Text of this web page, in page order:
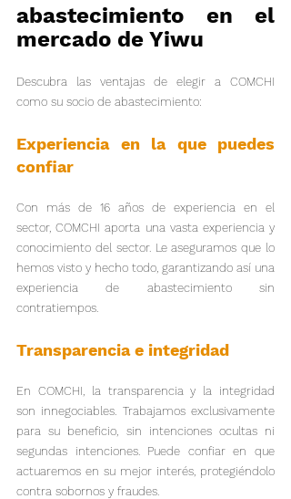
abastecimiento en el
mercado de Yiwu
Descubra las ventajas de elegir a COMCHI
como su socio de abastecimiento:
Experiencia en la que puedes
confiar
Con más de 16 años de experiencia en el
sector, COMCHI aporta una vasta experiencia y
conocimiento del sector. Le aseguramos que lo
hemos visto y hecho todo, garantizando así una
experiencia de abastecimiento sin
contratiempos.
Transparencia e integridad
En COMCHI, la transparencia y la integridad
son innegociables. Trabajamos exclusivamente
para su beneficio, sin intenciones ocultas ni
segundas intenciones. Puede confiar en que
actuaremos en su mejor interés, protegiéndolo
contra sobornos y fraudes.